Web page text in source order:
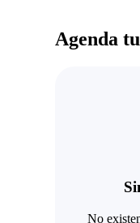
Agenda
No